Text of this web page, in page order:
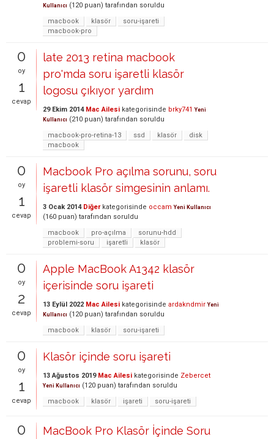
Kullanıcı (120 puan) tarafından soruldu
macbook
klasör
soru-işareti
macbook-pro
0
oy
1
cevap
late 2013 retina macbook
pro'mda soru işaretli klasör
logosu çıkıyor yardım
29 Ekim 2014 Mac Ailesi kategorisinde brky741 Yeni
Kullanıcı (210 puan) tarafından soruldu
macbook-pro-retina-13
ssd klasör
disk
macbook
0
oy
1
cevap
Macbook Pro açılma sorunu, soru
işaretli klasör simgesinin anlamı.
3 Ocak 2014 Diğerkategorisinde occam Yeni Kullanıcı
(160 puan) tarafından soruldu
macbook
pro-açılma
sorunu-hdd
problemi-soru
işaretli klasör
0
oy
2
cevap
Apple MacBook A1342 klasör
içerisinde soru işareti
13 Eylül 2022 Mac Ailesi kategorisinde ardakndmir Yeni
Kullanıcı (120 puan) tarafından soruldu
macbook
klasör soru-işareti
0
oy
1
cevap
Klasör içinde soru işareti
13 Ağustos 2019 Mac Ailesi kategorisinde Zebercet
Yeni Kullanıcı (120 puan) tarafından soruldu
macbook
klasör işareti soru-işareti
0
MacBook Pro Klasör İçinde Soru